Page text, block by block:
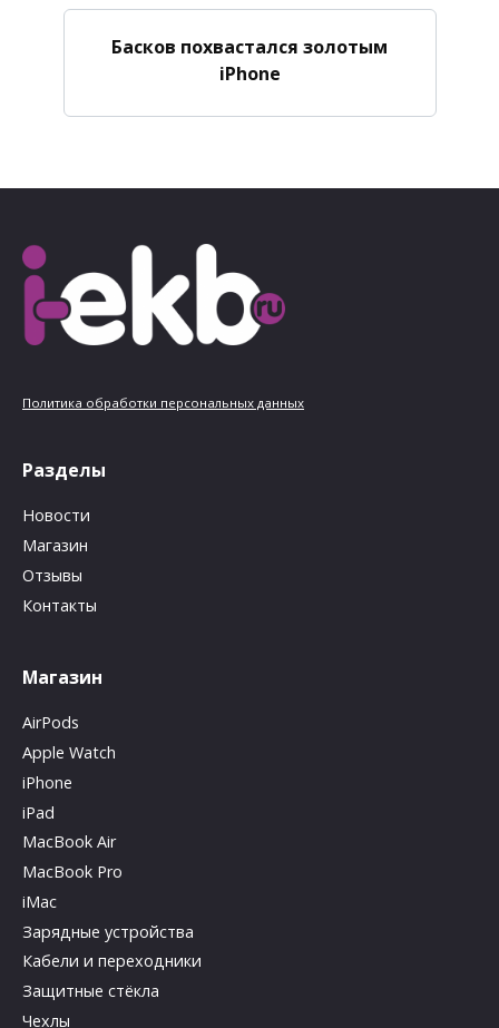
Басков похвастался золотым
iPhone
Политика обработки персональных данных
Разделы
Новости
Магазин
Отзывы
Контакты
Магазин
AirPods
Apple Watch
iPhone
iPad
MacBook Air
MacBook Pro
iMac
Зарядные устройства
Кабели и переходники
Защитные стёкла
Чехлы